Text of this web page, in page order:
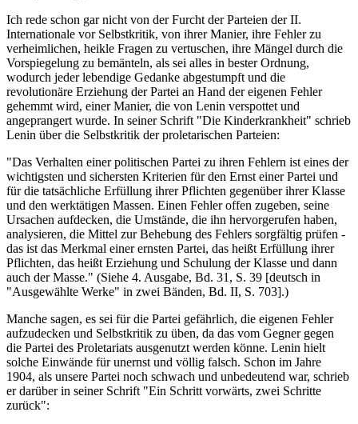
Ich rede schon gar nicht von der Furcht der Parteien der II.
Internationale vor Selbstkritik, von ihrer Manier, ihre Fehler zu
verheimlichen, heikle Fragen zu vertuschen, ihre Mängel durch die
Vorspiegelung zu bemänteln, als sei alles in bester Ordnung,
wodurch jeder lebendige Gedanke abgestumpft und die
revolutionäre Erziehung der Partei an Hand der eigenen Fehler
gehemmt wird, einer Manier, die von Lenin verspottet und
angeprangert wurde. In seiner Schrift "Die Kinderkrankheit" schrieb
Lenin über die Selbstkritik der proletarischen Parteien:
"Das Verhalten einer politischen Partei zu ihren Fehlern ist eines der
wichtigsten und sichersten Kriterien für den Ernst einer Partei und
für die tatsächliche Erfüllung ihrer Pflichten gegenüber ihrer Klasse
und den werktätigen Massen. Einen Fehler offen zugeben, seine
Ursachen aufdecken, die Umstände, die ihn hervorgerufen haben,
analysieren, die Mittel zur Behebung des Fehlers sorgfältig prüfen -
das ist das Merkmal einer ernsten Partei, das heißt Erfüllung ihrer
Pflichten, das heißt Erziehung und Schulung der Klasse und dann
auch der Masse." (Siehe 4. Ausgabe, Bd. 31, S. 39 [deutsch in
"Ausgewählte Werke" in zwei Bänden, Bd. II, S. 703].)
Manche sagen, es sei für die Partei gefährlich, die eigenen Fehler
aufzudecken und Selbstkritik zu üben, da das vom Gegner gegen
die Partei des Proletariats ausgenutzt werden könne. Lenin hielt
solche Einwände für unernst und völlig falsch. Schon im Jahre
1904, als unsere Partei noch schwach und unbedeutend war, schrieb
er darüber in seiner Schrift "Ein Schritt vorwärts, zwei Schritte
zurück":